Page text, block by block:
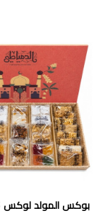
بوكس المولد لوكس 3